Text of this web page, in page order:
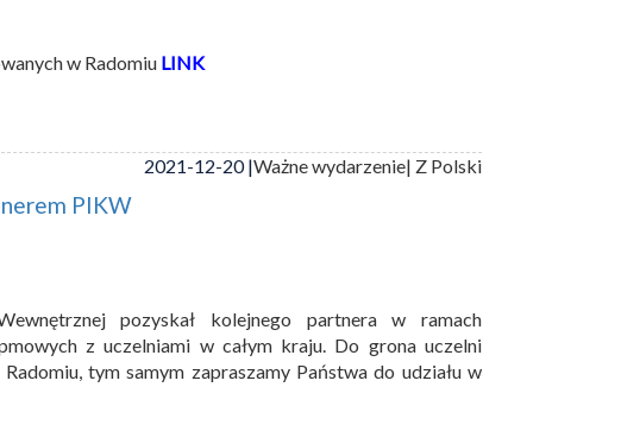
w Radomiu LINK
2021-12-20 |Ważne wydarzenie| Z Polski
PIKW
pozyskał kolejnego partnera w ramach
z uczelniami w całym kraju. Do grona uczelni
tym samym zapraszamy Państwa do udziału w